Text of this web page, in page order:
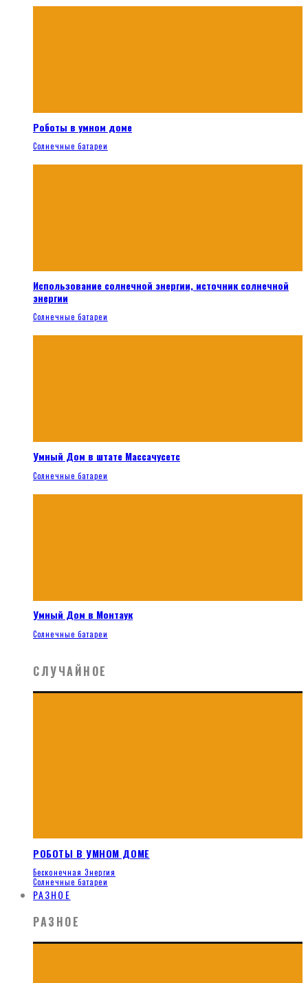
Роботы в умном доме
Солнечные батареи
Использование солнечной энергии, источник солнечной
энергии
Солнечные батареи
Умный Дом в штате Массачусетс
Солнечные батареи
Умный Дом в Монтаук
Солнечные батареи
СЛУЧАЙНОЕ
РОБОТЫ В УМНОМ ДОМЕ
Бесконечная Энергия
Солнечные батареи
РАЗНОЕ
РАЗНОЕ